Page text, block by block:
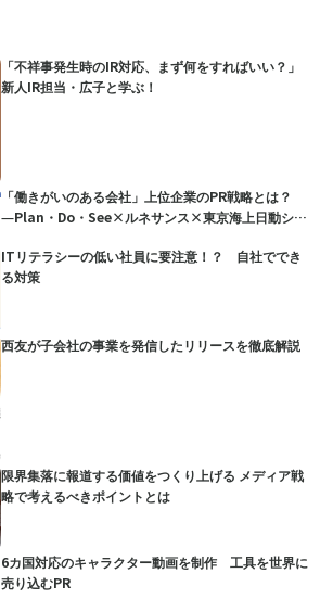
「不祥事発生時のIR対応、まず何をすればいい？」
新人IR担当・広子と学ぶ！
「働きがいのある会社」上位企業のPR戦略とは？
―Plan・Do・See×ルネサンス×東京海上日動シス
ITリテラシーの低い社員に要注意！？ 自社ででき
る対策
西友が子会社の事業を発信したリリースを徹底解説
限界集落に報道する価値をつくり上げる メディア戦
略で考えるべきポイントとは
6カ国対応のキャラクター動画を制作 工具を世界に
売り込むPR